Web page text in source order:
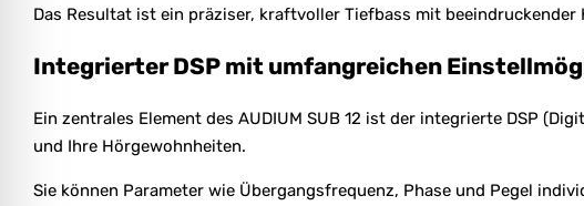
Das Resultat ist ein präziser, kraftvoller Tiefbass mit beeindruckender
Integrierter DSP mit umfangreichen
Ein zentrales Element des AUDIUM SUB 12 ist der integrierte DSP
und Ihre Hörgewohnheiten.
Sie können Parameter wie Übergangsfrequenz, Phase und Pegel